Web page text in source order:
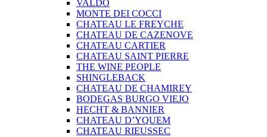
VALDO
MONTE DEI COCCI
CHATEAU LE FREYCHE
CHATEAU DE CAZENOVE
CHATEAU CARTIER
CHATEAU SAINT PIERRE
THE WINE PEOPLE
SHINGLEBACK
CHATEAU DE CHAMIREY
BODEGAS BURGO VIEJO
HECHT & BANNIER
CHATEAU D’YQUEM
CHATEAU RIEUSSEC